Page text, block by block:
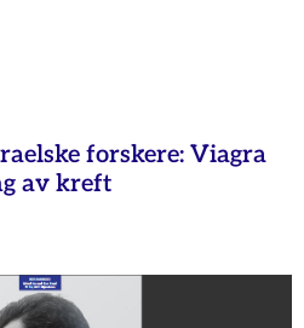
forskere: Viagra
av kreft